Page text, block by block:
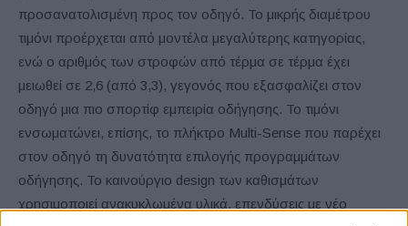
προσανατολισμένη προς τον οδηγό. Το μικρής διαμέτρου
τιμόνι προέρχεται από μοντέλα μεγαλύτερης κατηγορίας,
ενώ ο αριθμός των στροφών από τέρμα σε τέρμα έχει
μειωθεί σε 2,6 (από 3,3), γεγονός που εξασφαλίζει στον
οδηγό μια πιο σπορτίφ εμπειρία οδήγησης. Το τιμόνι
ενσωματώνει, επίσης, το πλήκτρο Multi-Sense που παρέχει
στον οδηγό τη δυνατότητα επιλογής προγραμμάτων
οδήγησης. Το καινούργιο design των καθισμάτων
χρησιμοποιεί ανακυκλωμένα υλικά, επενδύσεις με νέο